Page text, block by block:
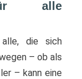
für alle
die sich
– ob als
– kann eine